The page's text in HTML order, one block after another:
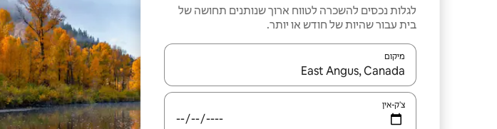
לגלות נכסים להשכרה לטווח ארוך שנותנים תחושה של
בית עבור שהיות של חודש או יותר.
מיקום
כאשר התוצאות יהיו זמינות, יש לנווט עם מקשי החיצים למעלה ולמטה או לעיין בעזרת תנועות מגע
צ'ק-אין